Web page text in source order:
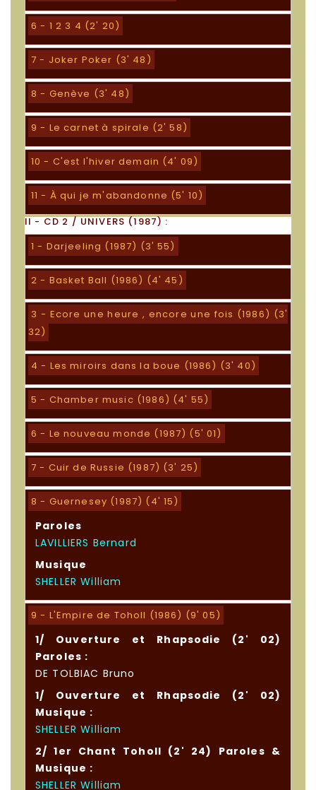
6 - 1 2 3 4 (2' 20)
7 - Joker Poker (3' 48)
8 - Genève (3' 48)
9 - Le carnet à spirale (2' 58)
10 - C'est l'hiver demain (4' 09)
11 - À qui je m'abandonne (5' 10)
II - CD 2 / UNIVERS (1987) :
1 - Darjeeling (1987) (3' 55)
2 - Basket Ball (1986) (4' 45)
3 - Ecore une heure , encore une fois (1986) (3'
32)
4 - Les miroirs dans la boue (1986) (3' 40)
5 - Chamber music (1986) (4' 55)
6 - Le nouveau monde (1987) (5' 01)
7 - Cuir de Russie (1987) (3' 25)
8 - Guernesey (1987) (4' 15)
Paroles
LAVILLIERS Bernard
Musique
SHELLER William
9 - L'Empire de Toholl (1986) (9' 05)
1/ Ouverture et Rhapsodie (2' 02)
Paroles :
DE TOLBIAC Bruno
1/ Ouverture et Rhapsodie (2' 02)
Musique :
SHELLER William
2/ 1er Chant Toholl (2' 24) Paroles &
Musique :
SHELLER William